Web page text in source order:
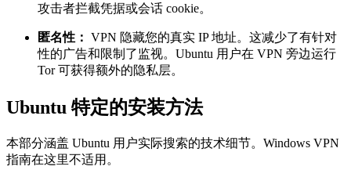
攻击者拦截凭据或会话 cookie。
匿名性： VPN 隐藏您的真实 IP 地址。这减少了有针对
性的广告和限制了监视。Ubuntu 用户在 VPN 旁边运行
Tor 可获得额外的隐私层。
Ubuntu 特定的安装方法
本部分涵盖 Ubuntu 用户实际搜索的技术细节。Windows VPN
指南在这里不适用。